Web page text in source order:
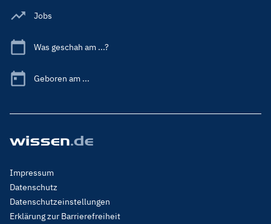
Jobs
Was geschah am ...?
Geboren am ...
Footer
Menu
Legal
Impressum
Datenschutz
Datenschutzeinstellungen
Erklärung zur Barrierefreiheit